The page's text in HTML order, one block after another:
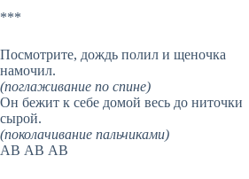
***
Посмотрите, дождь полил и щеночка
намочил.
(поглаживание по спине)
Он бежит к себе домой весь до ниточки
сырой.
(поколачивание пальчиками)
АВ АВ АВ